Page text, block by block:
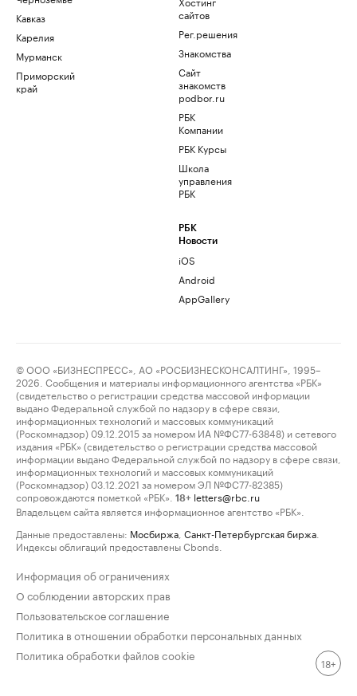
Кавказ
Карелия
Мурманск
Приморский
край
сайтов
Рег.решения
Знакомства
Сайт
знакомств
podbor.ru
РБК
Компании
РБК Курсы
Школа
управления
РБК
РБК
Новости
iOS
Android
AppGallery
© ООО «БИЗНЕСПРЕСС», АО «РОСБИЗНЕСКОНСАЛТИНГ», 1995–
2026. Сообщения и материалы информационного агентства «РБК»
(свидетельство о регистрации средства массовой информации
выдано Федеральной службой по надзору в сфере связи,
информационных технологий и массовых коммуникаций
(Роскомнадзор) 09.12.2015 за номером ИА №ФС77-63848) и сетевого
издания «РБК» (свидетельство о регистрации средства массовой
информации выдано Федеральной службой по надзору в сфере связи,
информационных технологий и массовых коммуникаций
(Роскомнадзор) 03.12.2021 за номером ЭЛ №ФС77-82385)
сопровождаются пометкой «РБК».
18+ letters@rbc.ru
Владельцем сайта является информационное агентство «РБК».
Данные предоставлены: Мосбиржа Санкт-Петербургская биржа
Индексы облигаций предоставлены Cbonds.
Информация об ограничениях
О соблюдении авторских прав
Пользовательское соглашение
Политика в отношении обработки персональных данных
Политика обработки файлов cookie
18+